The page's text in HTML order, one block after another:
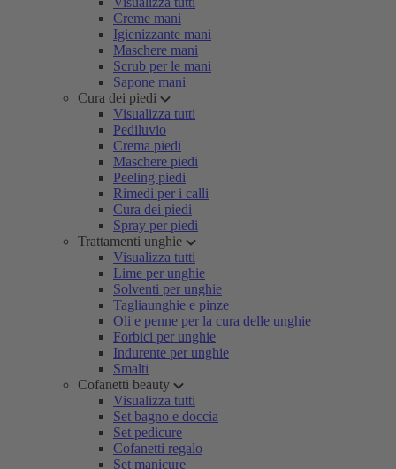
Creme mani
Igienizzante mani
Maschere mani
Scrub per le mani
Sapone mani
Cura dei piedi
Visualizza tutti
Pediluvio
Crema piedi
Maschere piedi
Peeling piedi
Rimedi per i calli
Cura dei piedi
Spray per piedi
Trattamenti unghie
Visualizza tutti
Lime per unghie
Solventi per unghie
Tagliaunghie e pinze
Oli e penne per la cura delle unghie
Forbici per unghie
Indurente per unghie
Smalti
Cofanetti beauty
Visualizza tutti
Set bagno e doccia
Set pedicure
Cofanetti regalo
Set manicure